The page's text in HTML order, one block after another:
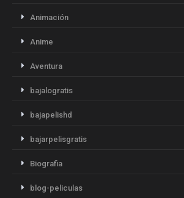
Animación
Anime
Aventura
bajalogratis
bajapelishd
bajarpelisgratis
Biografia
blog-peliculas